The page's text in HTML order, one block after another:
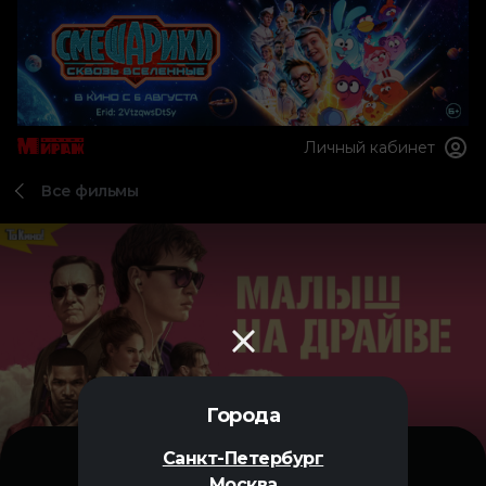
Города
Санкт-Петербург
Личный кабинет
Все фильмы